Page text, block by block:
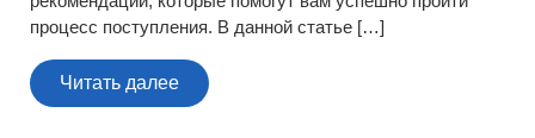
процесс поступления. В данной статье […]
Читать далееЧитать
далее